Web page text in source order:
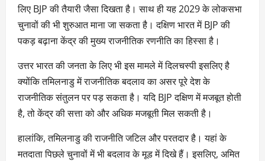
लिए BJP की तैयारी जैसा दिखता है। साथ ही यह 2029 के लोकसभा
चुनावों की भी शुरुआत माना जा सकता है। दक्षिण भारत में BJP की
पकड़ बढ़ाना केंद्र की मुख्य राजनीतिक रणनीति का हिस्सा है।
उत्तर भारत की जनता के लिए भी इस मामले में दिलचस्पी इसलिए है
क्योंकि तमिलनाडु में राजनीतिक बदलाव का असर पूरे देश के
राजनीतिक संतुलन पर पड़ सकता है। यदि BJP दक्षिण में मजबूत होती
है, तो केंद्र की सत्ता को और अधिक मजबूती मिल सकती है।
हालांकि, तमिलनाडु की राजनीति जटिल और परतदार है। यहां के
मतदाता पिछले चुनावों में भी बदलाव के मूड में दिखे हैं। इसलिए, अमित